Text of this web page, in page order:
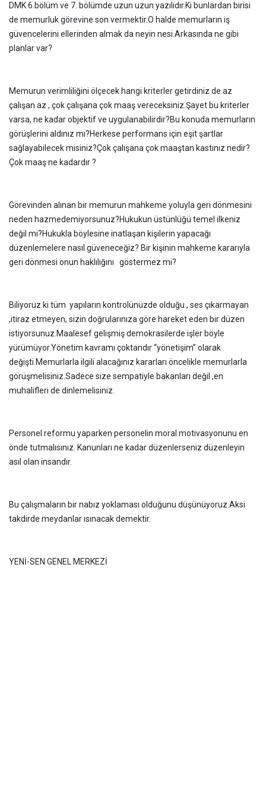
DMK 6.bölüm ve 7. bölümde uzun uzun yazılıdır.Ki bunlardan birisi
de memurluk görevine son vermektir.O halde memurların iş
güvencelerini ellerinden almak da neyin nesi.Arkasında ne gibi
planlar var?
Memurun verimliliğini ölçecek hangi kriterler getirdiniz de az
çalışan az , çok çalışana çok maaş vereceksiniz.Şayet bu kriterler
varsa, ne kadar objektif ve uygulanabilirdir?Bu konuda memurların
görüşlerini aldınız mı?Herkese performans için eşit şartlar
sağlayabilecek misiniz?Çok çalışana çok maaştan kastınız nedir?
Çok maaş ne kadardır ?
Görevinden alınan bir memurun mahkeme yoluyla geri dönmesini
neden hazmedemiyorsunuz?Hukukun üstünlüğü temel ilkeniz
değil mi?Hukukla böylesine inatlaşan kişilerin yapacağı
düzenlemelere nasıl güveneceğiz? Bir kişinin mahkeme kararıyla
geri dönmesi onun haklılığını göstermez mi?
Biliyoruz ki tüm yapıların kontrolünüzde olduğu , ses çıkarmayan
,itiraz etmeyen, sizin doğrularınıza göre hareket eden bir düzen
istiyorsunuz.Maalesef gelişmiş demokrasilerde işler böyle
yürümüyor.Yönetim kavramı çoktandır “yönetişim” olarak
değişti.Memurlarla ilgili alacağınız kararları öncelikle memurlarla
görüşmelisiniz.Sadece size sempatiyle bakanları değil ,en
muhalifleri de dinlemelisiniz.
Personel reformu yaparken personelin moral motivasyonunu en
önde tutmalısınız. Kanunları ne kadar düzenlerseniz düzenleyin
asıl olan insandır.
Bu çalışmaların bir nabız yoklaması olduğunu düşünüyoruz.Aksi
takdirde meydanlar ısınacak demektir.
YENİ-SEN GENEL MERKEZİ